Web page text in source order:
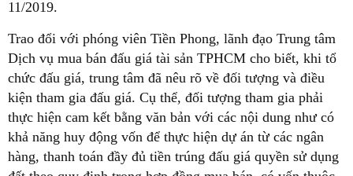
11/2019.
Trao đổi với phóng viên Tiền Phong, lãnh đạo Trung tâm
Dịch vụ mua bán đấu giá tài sản TPHCM cho biết, khi tổ
chức đấu giá, trung tâm đã nêu rõ về đối tượng và điều
kiện tham gia đấu giá. Cụ thể, đối tượng tham gia phải
thực hiện cam kết bằng văn bản với các nội dung như có
khả năng huy động vốn để thực hiện dự án từ các ngân
hàng, thanh toán đầy đủ tiền trúng đấu giá quyền sử dụng